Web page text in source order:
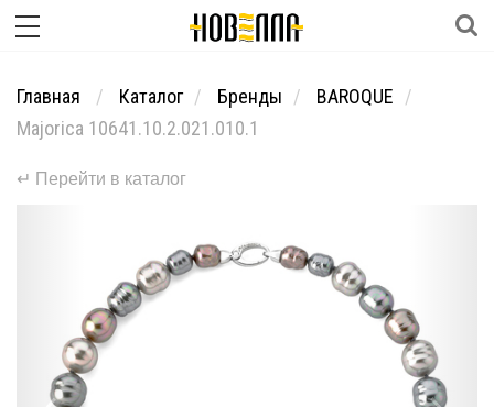
Главная Каталог Бренды
BAROQUE
Majorica 10641.10.2.021.010.1
↵ Перейти в каталог